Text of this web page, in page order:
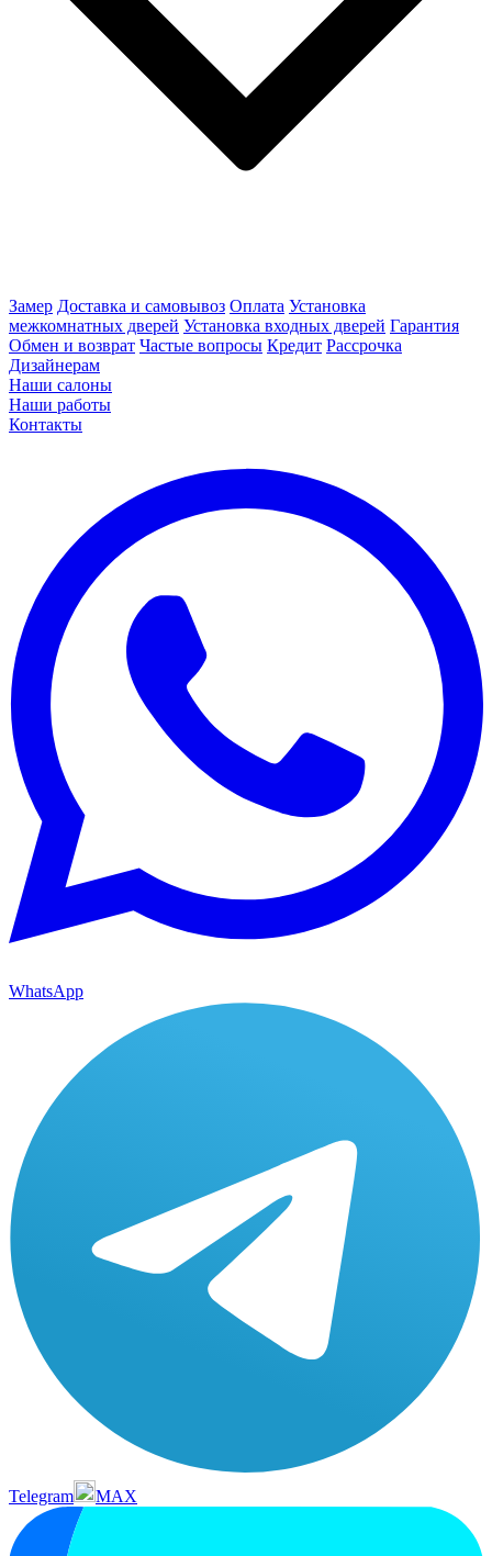
Замер Доставка и самовывоз Оплата Установка
межкомнатных дверей Установка входных дверей Гарантия
Обмен и возврат Частые вопросы Кредит Рассрочка
Дизайнерам
Наши салоны
Наши работы
Контакты
WhatsApp
Telegram MAX